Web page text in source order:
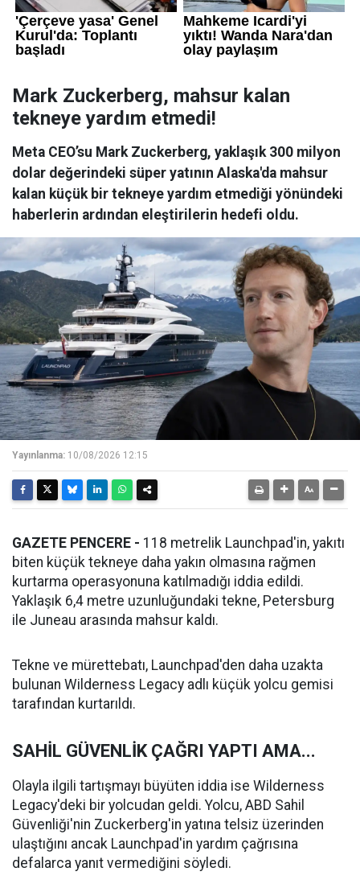
Mark Zuckerberg, mahsur kalan
tekneye yardım etmedi!
Meta CEO’su Mark Zuckerberg, yaklaşık 300 milyon
dolar değerindeki süper yatının Alaska'da mahsur
kalan küçük bir tekneye yardım etmediği yönündeki
haberlerin ardından eleştirilerin hedefi oldu.
Yayınlanma: 10/08/2026 12:15
GAZETE PENCERE - 118 metrelik Launchpad'in, yakıtı
biten küçük tekneye daha yakın olmasına rağmen
kurtarma operasyonuna katılmadığı iddia edildi.
Yaklaşık 6,4 metre uzunluğundaki tekne, Petersburg
ile Juneau arasında mahsur kaldı.
Tekne ve mürettebatı, Launchpad'den daha uzakta
bulunan Wilderness Legacy adlı küçük yolcu gemisi
tarafından kurtarıldı.
SAHİL GÜVENLİK ÇAĞRI YAPTI AMA...
Olayla ilgili tartışmayı büyüten iddia ise Wilderness
Legacy'deki bir yolcudan geldi. Yolcu, ABD Sahil
Güvenliği'nin Zuckerberg'in yatına telsiz üzerinden
ulaştığını ancak Launchpad'in yardım çağrısına
defalarca yanıt vermediğini söyledi.